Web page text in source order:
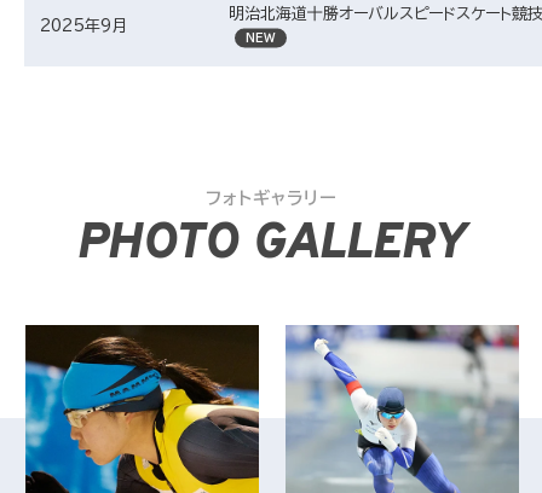
2025年9月
明治北海道十勝オーバルスピードスケート競
フォトギャラリー
PHOTO GALLERY